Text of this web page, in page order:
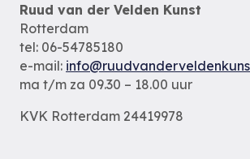
Ruud van der Velden Kunst
Rotterdam
tel: 06-54785180
e-mail:
ma t/m za 09.30 – 18.00 uur
KVK Rotterdam 24419978